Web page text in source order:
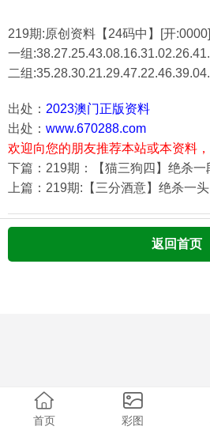
219期:原创资料【24码中】[开
一组
二组:
出处： 2023澳门正版资料
出处： www.670288.com
欢迎向您的朋友推荐本站或本资料，
下篇：219期：【猫三狗四】绝杀一
上篇：219期:【三分酒意】绝杀一头
返回首页
首页 彩图